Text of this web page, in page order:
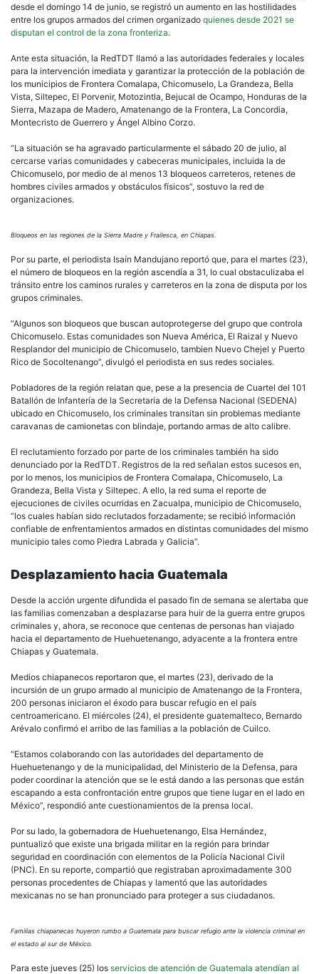
desde el domingo 14 de junio, se registró un aumento en las hostilidades
entre los grupos armados del crimen organizado quienes desde 2021 se
disputan el control de la zona fronteriza.
Ante esta situación, la RedTDT llamó a las autoridades federales y locales
para la intervención imediata y garantizar la protección de la población de
los municipios de Frontera Comalapa, Chicomuselo, La Grandeza, Bella
Vista, Siltepec, El Porvenir, Motozintla, Bejucal de Ocampo, Honduras de la
Sierra, Mazapa de Madero, Amatenango de la Frontera, La Concordia,
Montecristo de Guerrero y Ángel Albino Corzo.
“La situación se ha agravado particularmente el sábado 20 de julio, al
cercarse varias comunidades y cabeceras municipales, incluida la de
Chicomuselo, por medio de al menos 13 bloqueos carreteros, retenes de
hombres civiles armados y obstáculos físicos”, sostuvo la red de
organizaciones.
Bloqueos en las regiones de la Sierra Madre y Frailesca, en Chiapas.
Por su parte, el periodista Isaín Mandujano reportó que, para el martes (23),
el número de bloqueos en la región ascendía a 31, lo cual obstaculizaba el
tránsito entre los caminos rurales y carreteros en la zona de disputa por los
grupos criminales.
“Algunos son bloqueos que buscan autoprotegerse del grupo que controla
Chicomuselo. Estas comunidades son Nueva América, El Raizal y Nuevo
Resplandor del municipio de Chicomuselo, tambien Nuevo Chejel y Puerto
Rico de Socoltenango”, divulgó el periodista en sus redes sociales.
Pobladores de la región relatan que, pese a la presencia de Cuartel del 101
Batallón de Infantería de la Secretaría de la Defensa Nacional (SEDENA)
ubicado en Chicomuselo, los criminales transitan sin problemas mediante
caravanas de camionetas con blindaje, portando armas de alto calibre.
El reclutamiento forzado por parte de los criminales también ha sido
denunciado por la RedTDT. Registros de la red señalan estos sucesos en,
por lo menos, los municipios de Frontera Comalapa, Chicomuselo, La
Grandeza, Bella Vista y Siltepec. A ello, la red suma el reporte de
ejecuciones de civiles ocurridas en Zacualpa, municipio de Chicomuselo,
“los cuales habían sido reclutados forzadamente; se recibió información
confiable de enfrentamientos armados en distintas comunidades del mismo
municipio tales como Piedra Labrada y Galicia”.
Desplazamiento hacia Guatemala
Desde la acción urgente difundida el pasado fin de semana se alertaba que
las familias comenzaban a desplazarse para huir de la guerra entre grupos
criminales y, ahora, se reconoce que centenas de personas han viajado
hacia el departamento de Huehuetenango, adyacente a la frontera entre
Chiapas y Guatemala.
Medios chiapanecos reportaron que, el martes (23), derivado de la
incursión de un grupo armado al municipio de Amatenango de la Frontera,
200 personas iniciaron el éxodo para buscar refugio en el país
centroamericano. El miércoles (24), el presidente guatemalteco, Bernardo
Arévalo confirmó el arribo de las familias a la población de Cuilco.
“Estamos colaborando con las autoridades del departamento de
Huehuetenango y de la municipalidad, del Ministerio de la Defensa, para
poder coordinar la atención que se le está dando a las personas que están
escapando a esta confrontación entre grupos que tiene lugar en el lado en
México”, respondió ante cuestionamientos de la prensa local.
Por su lado, la gobernadora de Huehuetenango, Elsa Hernández,
puntualizó que existe una brigada militar en la región para brindar
seguridad en coordinación con elementos de la Policía Nacional Civil
(PNC). En su reporte, compartió que registraban aproximadamente 300
personas procedentes de Chiapas y lamentó que las autoridades
mexicanas no se han pronunciado para proteger a sus ciudadanos.
Familias chiapanecas huyeron rumbo a Guatemala para buscar refugio ante la violencia criminal en
el estado al sur de México.
Para este jueves (25) los servicios de atención de Guatemala atendían al